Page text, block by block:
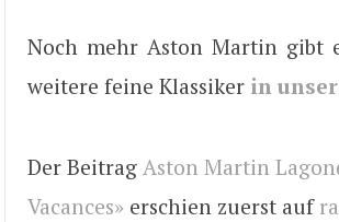
Noch mehr Aston Martin gibt
weitere feine Klassiker in
Der Beitrag Aston Martin
Vacances» erschien zuerst auf